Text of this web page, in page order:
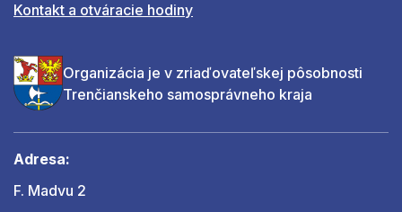
Kontakt a otváracie hodiny
Organizácia je v zriaďovateľskej pôsobnosti
Trenčianskeho samosprávneho kraja
Adresa:
F. Madvu 2